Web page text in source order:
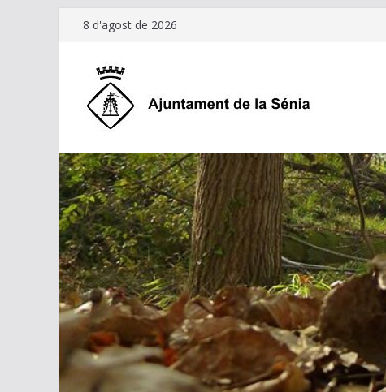
content
8 d'agost de 2026